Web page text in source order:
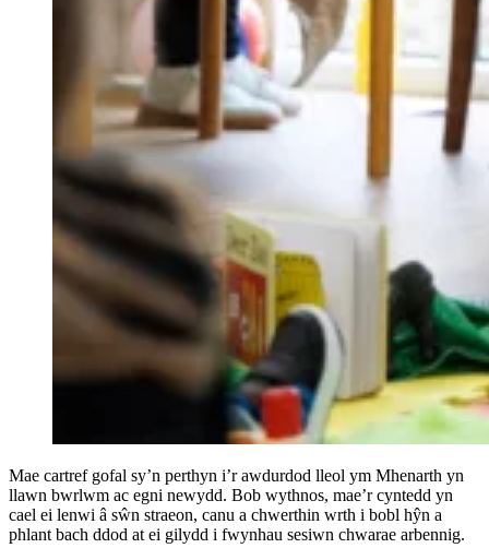
Mae cartref gofal sy’n perthyn i’r awdurdod lleol ym Mhenarth yn
llawn bwrlwm ac egni newydd. Bob wythnos, mae’r cyntedd yn
cael ei lenwi â sŵn straeon, canu a chwerthin wrth i bobl hŷn a
phlant bach ddod at ei gilydd i fwynhau sesiwn chwarae arbennig.